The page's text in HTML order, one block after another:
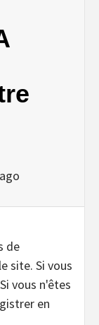
de
site. Si vous
vous n'êtes
en